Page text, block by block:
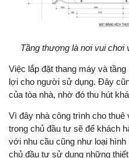
Tầng thượng là nơi vui chơi
Việc lắp đặt thang máy và
lợi cho người sử dụng. Đây
của tòa nhà, nhờ đó thu hút
Vì đây nhà công trình cho thuê
trong chủ đầu tư sẽ để khách
với nhu cầu cũng như loại hình
chủ đầu tư sử dụng những